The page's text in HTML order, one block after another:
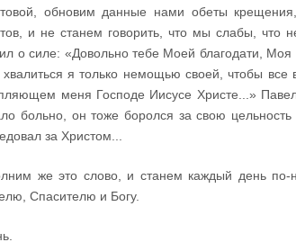
обновим данные нами обеты
и не станем говорить, что мы слабы, что
о силе: «Довольно тебе Моей благодати,
хвалиться я только немощью своей, чтобы
меня Господе Иисусе Христе...»
больно, он тоже боролся за свою
за Христом...
же это слово, и станем каждый день
Спасителю и Богу.